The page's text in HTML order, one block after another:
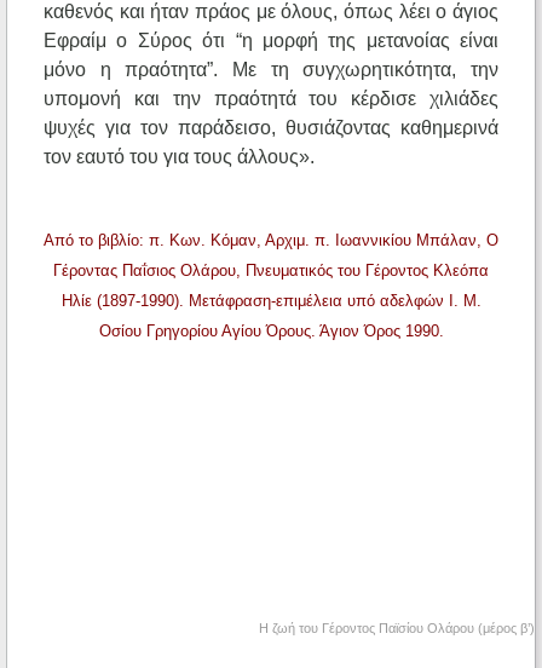
καθενός και ήταν πράος με όλους, όπως λέει ο άγιος
Εφραίμ ο Σύρος ότι “η μορφή της μετανοίας είναι
μόνο η πραότητα”. Με τη συγχωρητικότητα, την
υπομονή και την πραότητά του κέρδισε χιλιάδες
ψυχές για τον παράδεισο, θυσιάζοντας καθημερινά
τον εαυτό του για τους άλλους».
Από το βιβλίο: π. Κων. Κόμαν, Αρχιμ. π. Ιωαννικίου Μπάλαν, Ο
Γέροντας Παΐσιος Ολάρου, Πνευματικός του Γέροντος Κλεόπα
Ηλίε (1897-1990). Μετάφραση-επιμέλεια υπό αδελφών Ι. Μ.
Οσίου Γρηγορίου Αγίου Όρους. Άγιον Όρος 1990.
Η ζωή του Γέροντος Παϊσίου Ολάρου (μέρος β’)